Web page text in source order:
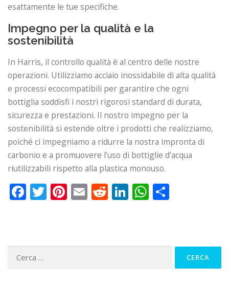
esattamente le tue specifiche.
Impegno per la qualità e la
sostenibilità
In Harris, il controllo qualità è al centro delle nostre
operazioni. Utilizziamo acciaio inossidabile di alta qualità
e processi ecocompatibili per garantire che ogni
bottiglia soddisfi i nostri rigorosi standard di durata,
sicurezza e prestazioni. Il nostro impegno per la
sostenibilità si estende oltre i prodotti che realizziamo,
poiché ci impegniamo a ridurre la nostra impronta di
carbonio e a promuovere l’uso di bottiglie d’acqua
riutilizzabili rispetto alla plastica monouso.
Facebook
Twitter
Pinterest
EmailReddit
LinkedIn
WhatsApp
Ricerca